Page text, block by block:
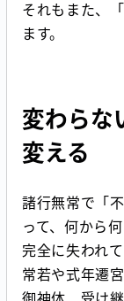
それもまた、
ます。
変わらな
変える
諸行無常で「
って、何から
完全に失われ
常若や式年遷